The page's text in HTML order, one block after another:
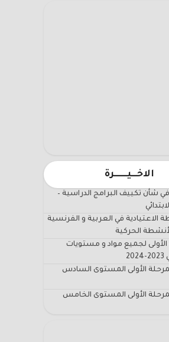
الاخـــيـــــــرة
شأن تكييف البرامج الدراسية –
الاعتيادية في العربية و الفرنسية
الحركية
لجميع مواد و مستويات
الأولى المستوى السادس
الأولى المستوى الخامس